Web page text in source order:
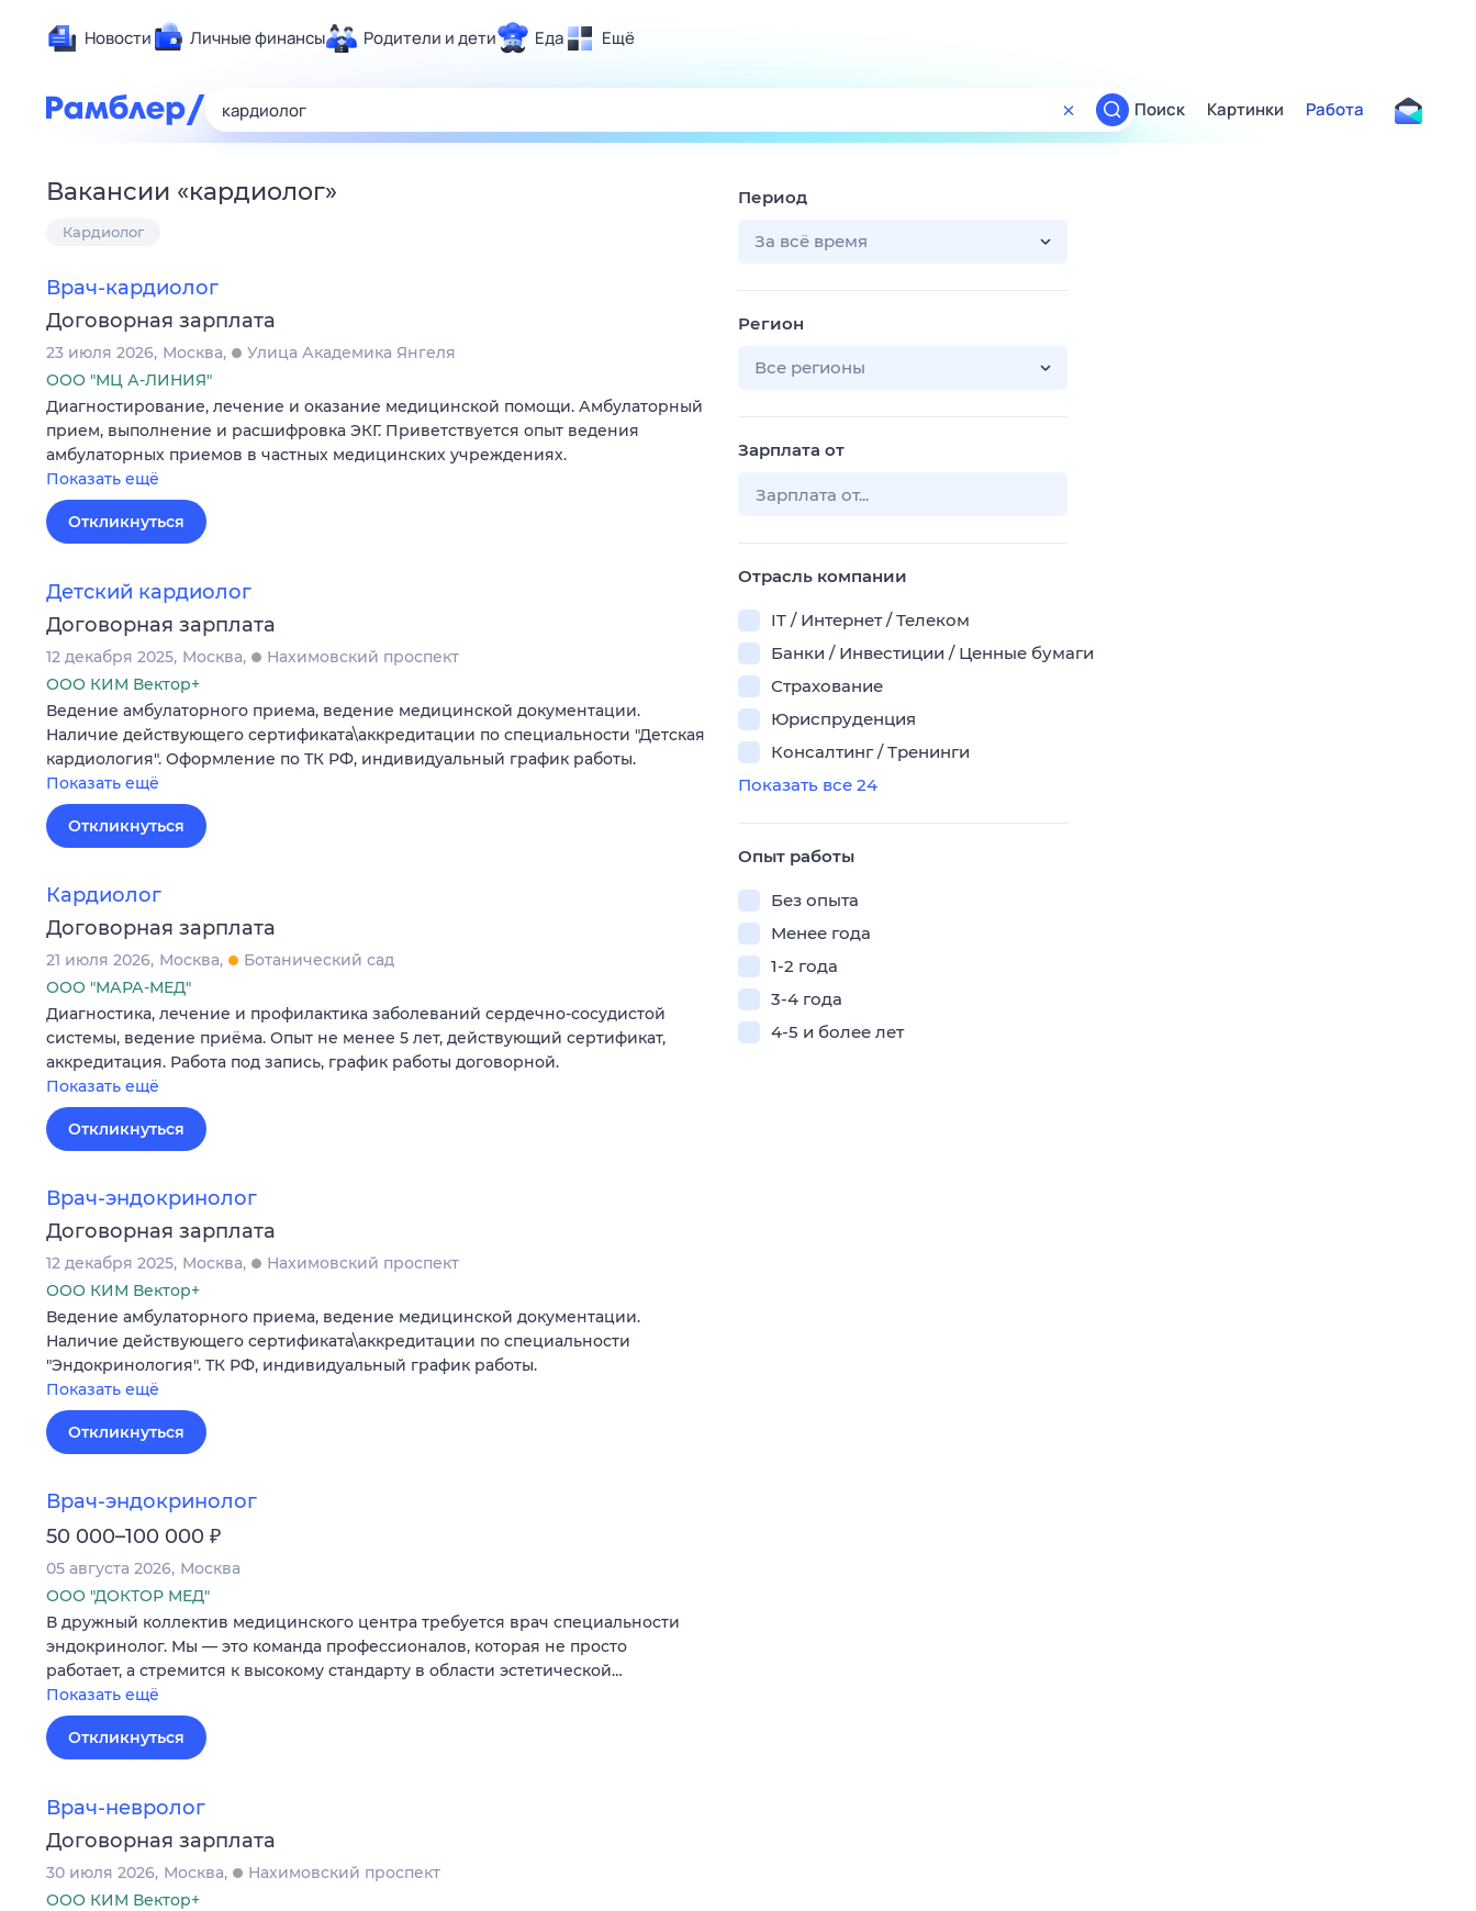
Новости Личные финансы Родители и дети Еда Ещё
Развлечения и отдых
Гороскопы
Поиск
ТВ-программа
Поиск Картинки Работа
Вакансии «кардиолог»
Кардиолог
Врач-кардиолог
Договорная зарплата
23 июля 2026 Москва
Улица Академика Янгеля
ООО "МЦ А-ЛИНИЯ"
Диагностирование, лечение и оказание медицинской помощи. Амбулаторный
прием, выполнение и расшифровка ЭКГ. Приветствуется опыт ведения
амбулаторных приемов в частных медицинских учреждениях.
Показать ещё
Откликнуться
Детский кардиолог
Договорная зарплата
12 декабря 2025 Москва
Нахимовский проспект
ООО КИМ Вектор+
Ведение амбулаторного приема, ведение медицинской документации.
Наличие действующего сертификата\аккредитации по специальности "Детская
кардиология". Оформление по ТК РФ, индивидуальный график работы.
Показать ещё
Откликнуться
Кардиолог
Договорная зарплата
21 июля 2026 Москва
Ботанический сад
ООО "МАРА-МЕД"
Диагностика, лечение и профилактика заболеваний сердечно-сосудистой
системы, ведение приёма. Опыт не менее 5 лет, действующий сертификат,
аккредитация. Работа под запись, график работы договорной.
Показать ещё
Откликнуться
Врач-эндокринолог
Договорная зарплата
12 декабря 2025 Москва
Нахимовский проспект
ООО КИМ Вектор+
Ведение амбулаторного приема, ведение медицинской документации.
Наличие действующего сертификата\аккредитации по специальности
"Эндокринология". ТК РФ, индивидуальный график работы.
Показать ещё
Откликнуться
Врач-эндокринолог
50 000–100 000 ₽
05 августа 2026 Москва
ООО "ДОКТОР МЕД"
В дружный коллектив медицинского центра требуется врач специальности
эндокринолог. Мы — это команда профессионалов, которая не просто
работает, а стремится к высокому стандарту в области эстетической…
Показать ещё
Откликнуться
Врач-невролог
Договорная зарплата
30 июля 2026 Москва
Нахимовский проспект
ООО КИМ Вектор+
Период
За всё время
Регион
Все регионы
Зарплата от
Отрасль компании
IT / Интернет / Телеком
Банки / Инвестиции / Ценные бумаги
Страхование
Юриспруденция
Консалтинг / Тренинги
Показать все 24
Опыт работы
Без опыта
Менее года
1-2 года
3-4 года
4-5 и более лет